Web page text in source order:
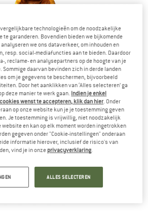
technologieën om de noodzakelijke
te garanderen. Bovendien bieden we bijkomende
we ons dataverkeer, om inhouden en
resp. social-mediafuncties aan te bieden. Daardoor
, reclame- en analysepartners op de hoogte van je
Sommige daarvan bevinden zich in derde landen
om je gegevens te beschermen, bijvoorbeeld
Door het aanklikken van ‘Alles selecteren’ ga
deze manier te werk gaan. Indien je enkel
wenst te accepteren, klik dan hier. Onder
op onze website kun je je toestemming geven
Je toestemming is vrijwillig, niet noodzakelijk
en kan op elk moment worden ingetrokken
gegeven onder "Cookie-instellingen" onderaan
informatie hierover, inclusief de risico's van
vind je in onze privacyverklaring.
ALLES SELECTEREN